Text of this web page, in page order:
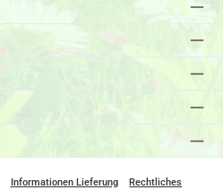
Informationen Lieferung
Rechtliches